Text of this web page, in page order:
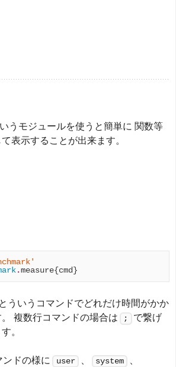
うモジュールを使うと簡単に 関数等
表示することが出来ます。
.measure{cmd}
とういうコマンドでどれだけ時間がかか
複数行コマンドの場合は
;
で繋げ
。
ンドの様に user system